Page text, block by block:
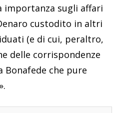
importanza sugli affari
custodito in altri
(e di cui, peraltro,
delle corrispondenze
che pure